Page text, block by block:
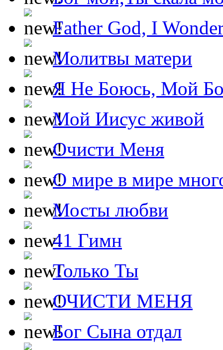
Father God, I
Молитвы матери
Я Не Боюсь, Мой
Мой Иисус живой
Очисти Меня
О мире в мире
Мосты любви
41 Гимн
Только Ты
ОЧИСТИ МЕНЯ
Бог Сына отдал